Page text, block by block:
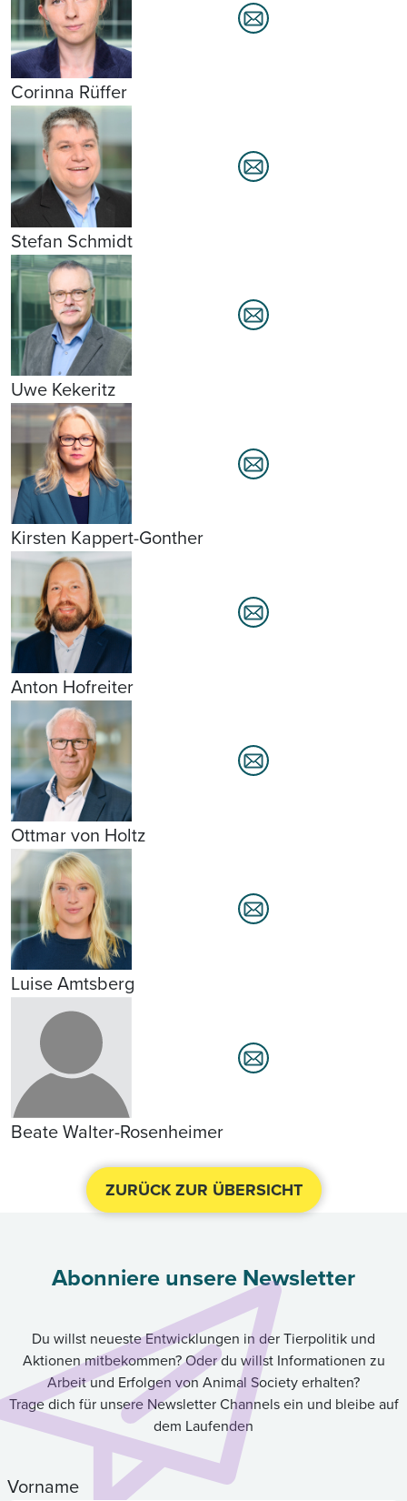
Corinna Rüffer
Stefan Schmidt
Uwe Kekeritz
Kirsten Kappert-Gonther
Anton Hofreiter
Ottmar von Holtz
Luise Amtsberg
Beate Walter-Rosenheimer
ZURÜCK ZUR ÜBERSICHT
Abonniere unsere Newsletter
Du willst neueste Entwicklungen in der Tierpolitik und
Aktionen mitbekommen? Oder du willst Informationen zu
Arbeit und Erfolgen von Animal Society erhalten?
Trage dich für unsere Newsletter Channels ein und bleibe auf
dem Laufenden
Vorname